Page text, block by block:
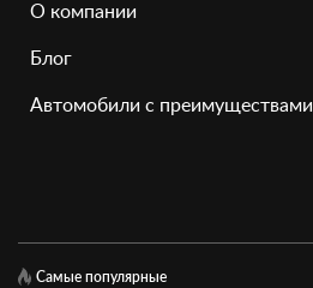
О компании
Блог
Автомобили с преимуществами
Самые популярные